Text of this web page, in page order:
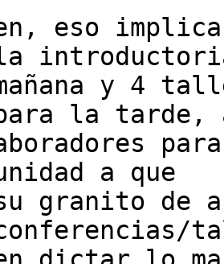
eso implica
y 4
la tarde,
a que
granito de